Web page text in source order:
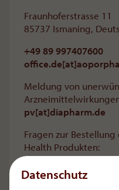
Fraunhoferstrasse 11
85737 Ismaning,
+49 89 997407600
Meldung von
pv[at]diapharm.de
Fragen zur Bestellung
Health Produkten:
Servantis Health
Kurt-Oldenburg-Straße
Datenschutz